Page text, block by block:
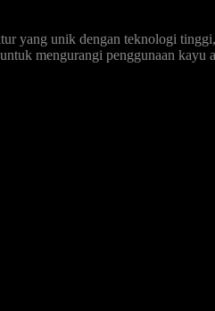
yang unik dengan teknologi
mengurangi penggunaan kayu